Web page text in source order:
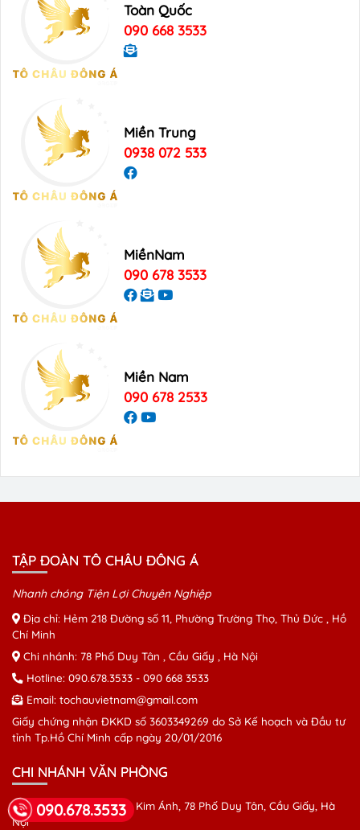
Toàn Quốc
090 668 3533
Miền Trung
0938 072 533
MiềnNam
090 678 3533
Miền Nam
090 678 2533
TẬP ĐOÀN TÔ CHÂU ĐÔNG Á
Nhanh chóng Tiện Lợi Chuyên Nghiệp
Địa chỉ: Hẻm 218 Đường số 11, Phường Trường Thọ, Thủ Đức , Hồ
Chí Minh
Chi nhánh: 78 Phố Duy Tân , Cầu Giấy , Hà Nội
Hotline: 090.678.3533 - 090 668 3533
Email: tochauvietnam@gmail.com
Giấy chứng nhận ĐKKD số 3603349269 do Sở Kế hoạch và Đầu tư
tỉnh Tp.Hồ Chí Minh cấp ngày 20/01/2016
090.678.3533
CHI NHÁNH VĂN PHÒNG
CN Hà Nội 1: Tòa Nhà Kim Ánh, 78 Phố Duy Tân, Cầu Giấy, Hà
Nội